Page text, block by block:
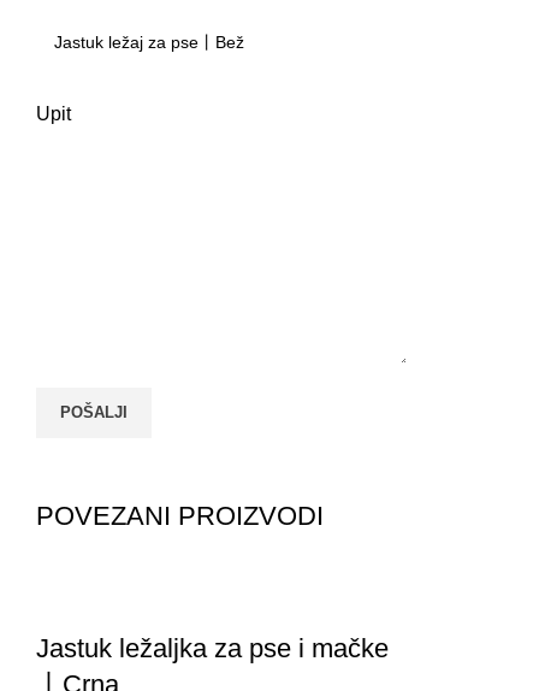
Upit
POVEZANI PROIZVODI
Jastuk ležaljka za pse i mačke
丨Crna